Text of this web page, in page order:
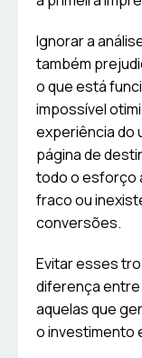
Ignorar a
também
o que está
impossível
experiência do
página de
todo o esforço
fraco ou
conversões.
Evitar esses
diferença entre
aquelas que
o investimento